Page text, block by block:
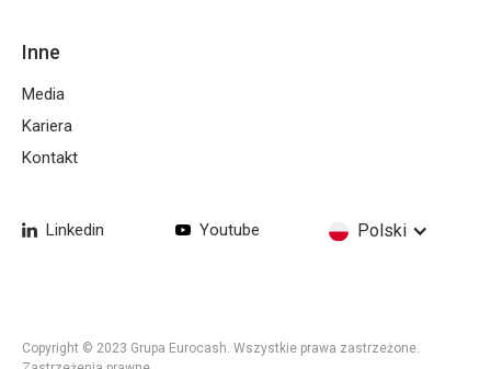
Linkedin Youtube Polski
Inne
Media
Kariera
Kontakt
Copyright © 2023 Grupa Eurocash. Wszystkie prawa zastrzeżone.